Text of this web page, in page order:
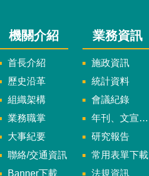
機關介紹
首長介紹
歷史沿革
組織架構
業務職掌
大事紀要
聯絡/交通資訊
Banner下載
業務資訊
施政資訊
統計資料
會議紀錄
年刊、文宣及出版品
研究報告
常用表單下載
法規資訊